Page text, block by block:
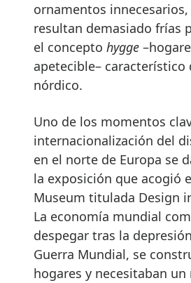
ornamentos
resultan demasiado frías
el concepto hygge
apetecible– característico
nórdico.
Uno de los momentos
internacionalización del
en el norte de Europa se
la exposición que acogió
Museum titulada Design
La economía mundial
despegar tras la
Guerra Mundial, se
hogares y necesitaban